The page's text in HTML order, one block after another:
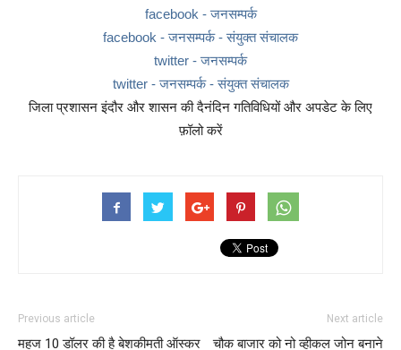
facebook - जनसम्पर्क
facebook - जनसम्पर्क - संयुक्त संचालक
twitter - जनसम्पर्क
twitter - जनसम्पर्क - संयुक्त संचालक
जिला प्रशासन इंदौर और शासन की दैनंदिन गतिविधियों और अपडेट के लिए
फ़ॉलो करें
Previous article
महज 10 डॉलर की है बेशकीमती ऑस्कर
Next article
चौक बाजार को नो व्हीकल जोन बनाने